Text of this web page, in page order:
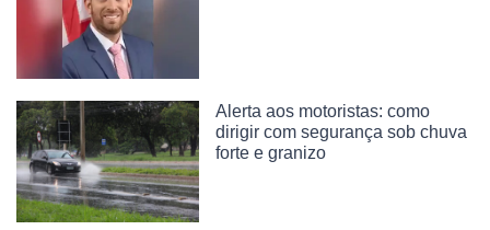
Alerta aos motoristas: como
dirigir com segurança sob chuva
forte e granizo